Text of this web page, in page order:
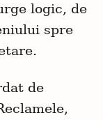
logic, de
spre
de